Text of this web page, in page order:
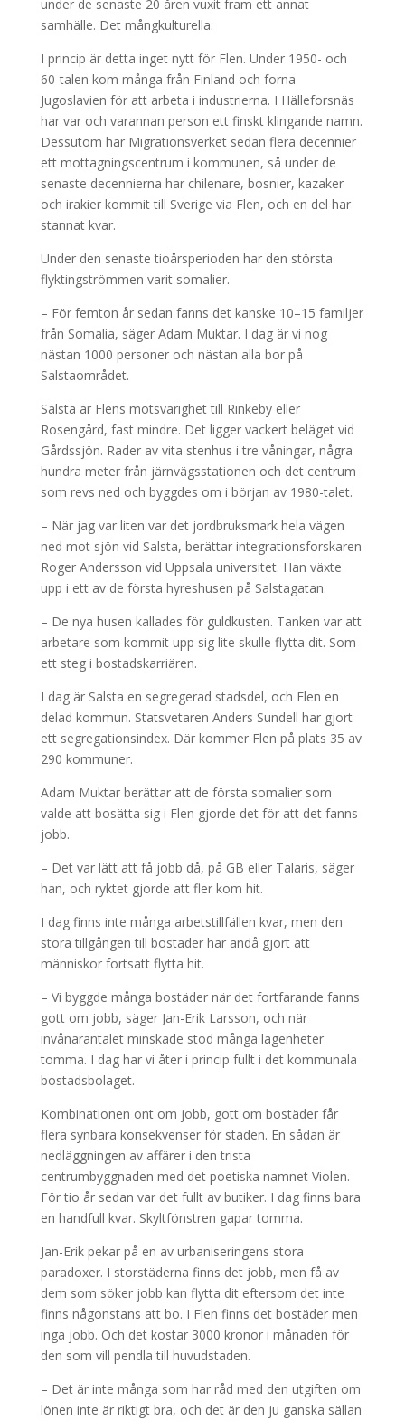
under de senaste 20 åren vuxit fram ett annat
samhälle. Det mångkulturella.
I princip är detta inget nytt för Flen. Under 1950- och
60-talen kom många från Finland och forna
Jugoslavien för att arbeta i industrierna. I Hälleforsnäs
har var och varannan person ett finskt klingande namn.
Dessutom har Migrationsverket sedan flera decennier
ett mottagningscentrum i kommunen, så under de
senaste decennierna har chilenare, bosnier, kazaker
och irakier kommit till Sverige via Flen, och en del har
stannat kvar.
Under den senaste tioårsperioden har den största
flyktingströmmen varit somalier.
– För femton år sedan fanns det kanske 10–15 familjer
från Somalia, säger Adam Muktar. I dag är vi nog
nästan 1000 personer och nästan alla bor på
Salstaområdet.
Salsta är Flens motsvarighet till Rinkeby eller
Rosengård, fast mindre. Det ligger vackert beläget vid
Gårdssjön. Rader av vita stenhus i tre våningar, några
hundra meter från järnvägsstationen och det centrum
som revs ned och byggdes om i början av 1980-talet.
– När jag var liten var det jordbruksmark hela vägen
ned mot sjön vid Salsta, berättar integrationsforskaren
Roger Andersson vid Uppsala universitet. Han växte
upp i ett av de första hyreshusen på Salstagatan.
– De nya husen kallades för guldkusten. Tanken var att
arbetare som kommit upp sig lite skulle flytta dit. Som
ett steg i bostadskarriären.
I dag är Salsta en segregerad stadsdel, och Flen en
delad kommun. Statsvetaren Anders Sundell har gjort
ett segregationsindex. Där kommer Flen på plats 35 av
290 kommuner.
Adam Muktar berättar att de första somalier som
valde att bosätta sig i Flen gjorde det för att det fanns
jobb.
– Det var lätt att få jobb då, på GB eller Talaris, säger
han, och ryktet gjorde att fler kom hit.
I dag finns inte många arbetstillfällen kvar, men den
stora tillgången till bostäder har ändå gjort att
människor fortsatt flytta hit.
– Vi byggde många bostäder när det fortfarande fanns
gott om jobb, säger Jan-Erik Larsson, och när
invånarantalet minskade stod många lägenheter
tomma. I dag har vi åter i princip fullt i det kommunala
bostadsbolaget.
Kombinationen ont om jobb, gott om bostäder får
flera synbara konsekvenser för staden. En sådan är
nedläggningen av affärer i den trista
centrumbyggnaden med det poetiska namnet Violen.
För tio år sedan var det fullt av butiker. I dag finns bara
en handfull kvar. Skyltfönstren gapar tomma.
Jan-Erik pekar på en av urbaniseringens stora
paradoxer. I storstäderna finns det jobb, men få av
dem som söker jobb kan flytta dit eftersom det inte
finns någonstans att bo. I Flen finns det bostäder men
inga jobb. Och det kostar 3000 kronor i månaden för
den som vill pendla till huvudstaden.
– Det är inte många som har råd med den utgiften om
lönen inte är riktigt bra, och det är den ju ganska sällan